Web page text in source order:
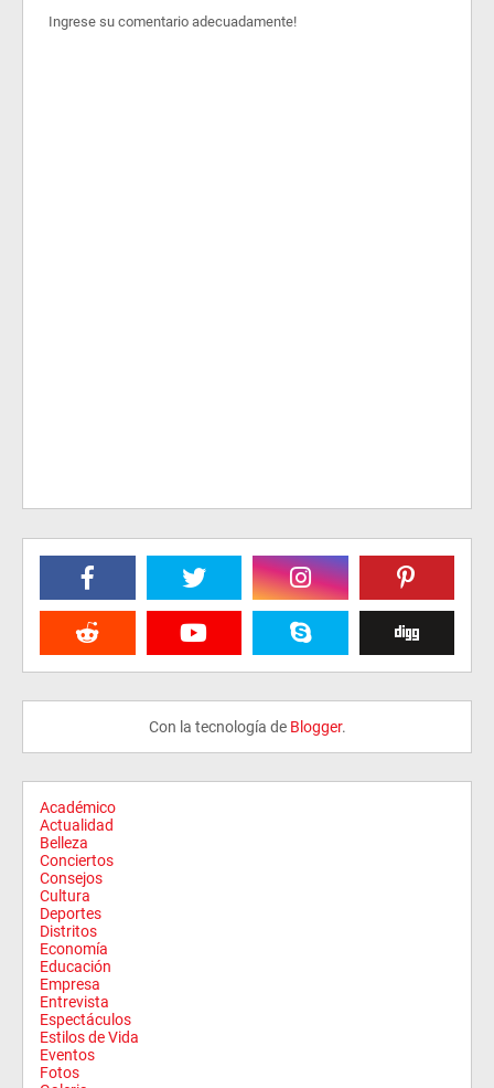
Ingrese su comentario adecuadamente!
Con la tecnología de Blogger.
Académico
Actualidad
Belleza
Conciertos
Consejos
Cultura
Deportes
Distritos
Economía
Educación
Empresa
Entrevista
Espectáculos
Estilos de Vida
Eventos
Fotos